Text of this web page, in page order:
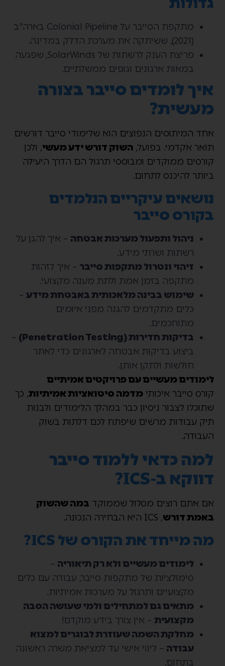
מתקפת הסייבר על Colonial Pipeline בארה"ב
(2021), ששיתקה את מערכת הדלק במדינה.
פריצת הענק לרשתות של SolarWinds, שפגעה
במאות ארגונים וגופים ממשלתיים.
איך לומדים סייבר בצורה
מעשית?
אחד המיתוסים הנפוצים הוא שלימודי סייבר דורשים
תואר אקדמי. בפועל,השוק דורש ידע מעשי, ולכן
קורסים ממוקדים ומבוססי תרגול הם הדרך היעילה
ביותר להיכנס לתחום.
נושאים עיקריים הנלמדים
בקורס סייבר
ניהול ותפעול מערכות אבטחה – איך להגן על
רשתות ושרתי מידע.
זיהוי ונטרול מתקפות סייבר – איך לזהות
מתקפה בזמן אמת ולתת מענה מקצועי.
שימוש בבינה מלאכותית באבטחת מידע –
כלים מתקדמים להגנה מפני איומים
מתוחכמים.
בדיקות חדירות (Penetration Testing)
–
ביצוע בדיקות אבטחה לארגונים כדי לאתר
חולשות ולתקן אותן.
לימודים מעשיים עם פרויקטים אמיתיים
קורס סייבר איכותימדמה סיטואציות אמיתיות, כך
שתוכלו לצבור ניסיון כבר במהלך הלימודים ולבנות
תיק עבודות מרשים שיפתח לכם דלתות בשוק
העבודה.
למה כדאי ללמוד סייבר
דווקא ב-ICS?
אם אתם רוצים מסלול שממוקד במה שהשוק
באמת דורש, ICS היא הבחירה הנכונה.
מה מייחד את הקורס של ICS?
לימודים מעשיים ולא רק תיאוריה –
סימולציות של מתקפות סייבר, עבודה עם כלים
מקצועיים ותרגול על מערכות אמיתיות.
מתאים גם למתחילים ולמי שעושה הסבה
מקצועית – אין צורך בידע מוקדם!
מחלקת השמה שעוזרת לבוגרים למצוא
עבודה – ליווי אישי עד למציאת משרה ראשונה
בתחום.